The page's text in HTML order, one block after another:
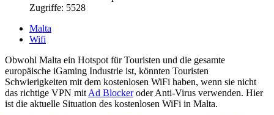
Zugriffe: 5528
Malta
Wifi
Obwohl Malta ein Hotspot für Touristen und die gesamte
europäische iGaming Industrie ist, könnten Touristen
Schwierigkeiten mit dem kostenlosen WiFi haben, wenn sie nicht
das richtige VPN mit Ad Blockeroder Anti-Virus verwenden. Hier
ist die aktuelle Situation des kostenlosen WiFi in Malta.